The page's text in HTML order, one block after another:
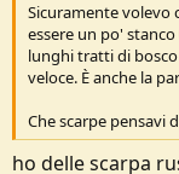
Sicuramente volevo
essere un po' stanco
lunghi tratti di
veloce. È anche la
Che scarpe pensavi
ho delle scarpa